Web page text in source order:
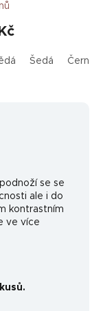
Bordová kari
Šedá Černá
se se
ale i do
kontrastním
ve více